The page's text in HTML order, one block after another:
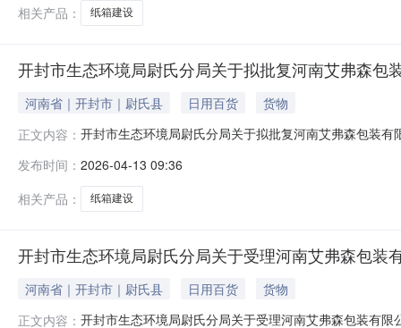
相关产品：
纸箱建设
开封市生态环境局尉氏分局关于拟批复河南艾弗森
河南省｜开封市｜尉氏县 日用百货
货物
正文内容： 开封市生态环境局尉氏分局关于拟批复河南艾弗森包装
件的基本情况予以公示。公示期为2026年4月13日－
及预防对策和措施河南艾弗森
发布时间： 2026-04-13 09:36
相关产品：
纸箱建设
开封市生态环境局尉氏分局关于受理河南艾弗森包
河南省｜开封市｜尉氏县 日用百货
货物
正文内容： 开封市生态环境局尉氏分局关于受理河南艾弗森包装有